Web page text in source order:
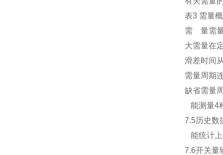
表3 需量
需 量需量
大需量在
滑差时间
需量周期
缺省需量
能测量4
7.5历史数
能统计
7.6开关量